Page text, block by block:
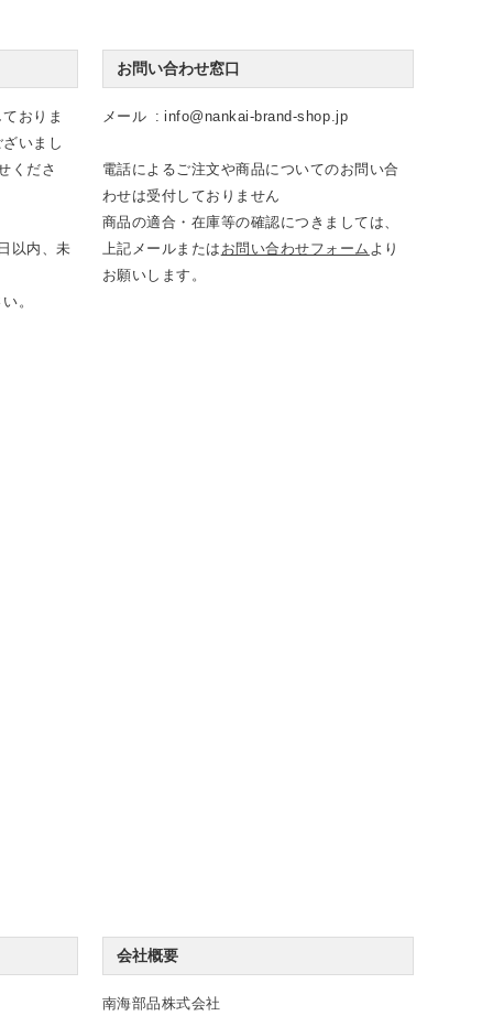
おりま
いまし
くださ
以内、未
。
お問い合わせ窓口
メール info@nankai-brand-shop.jp
電話によるご注文や商品についてのお問い合
わせは受付しておりません
商品の適合・在庫等の確認につきましては、
上記メールまたは お問い合わせフォーム より
お願いします。
会社概要
南海部品株式会社